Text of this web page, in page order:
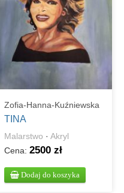
Zofia-Hanna-Kuźniewska
TINA
Malarstwo · Akryl
Cena: 2500 zł
Dodaj do koszyka